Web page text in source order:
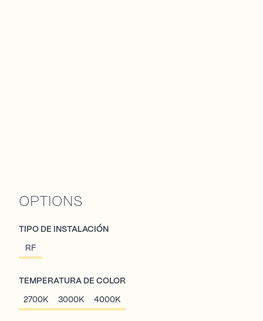
OPTIONS
TIPO DE INSTALACIÓN
RF
TEMPERATURA DE COLOR
2700K 3000K 4000K